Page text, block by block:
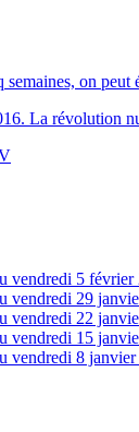
semaines, on
La révolution
vendredi 5 février
vendredi 29
vendredi 22
vendredi 15
vendredi 8 janvier